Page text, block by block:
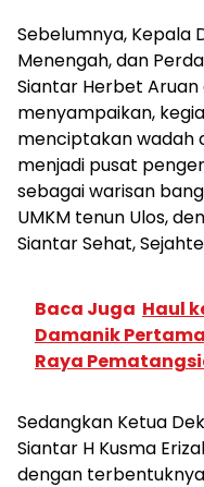
Sebelumnya, Kepala
Menengah, dan
Siantar Herbet
menyampaikan,
menciptakan wadah
menjadi pusat
sebagai warisan
UMKM tenun Ulos,
Siantar Sehat,
Baca Juga Haul
Damanik
Raya
Sedangkan Ketua
Siantar H Kusma
dengan